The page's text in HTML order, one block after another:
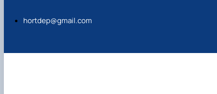
hortdep@gmail.com